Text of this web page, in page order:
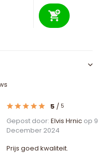
5 / 5
Gepost door: Elvis Hrnic op 9
December 2024
Prijs goed kwaliteit.